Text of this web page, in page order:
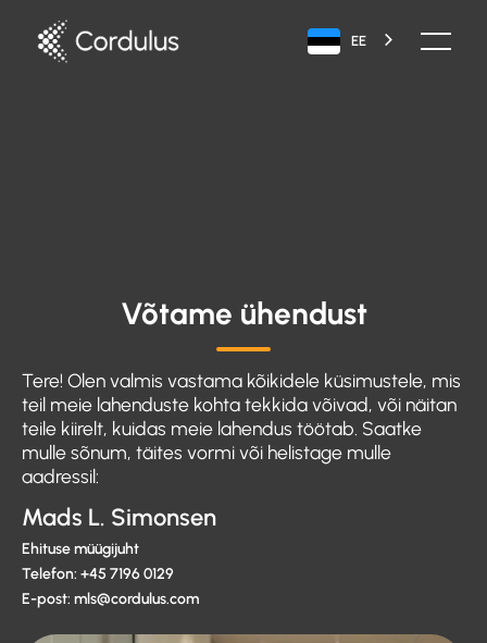
EE
Võtame ühendust
Tere! Olen valmis vastama kõikidele küsimustele, mis
teil meie lahenduste kohta tekkida võivad, või näitan
teile kiirelt, kuidas meie lahendus töötab. Saatke
mulle sõnum, täites vormi või helistage mulle
aadressil:
Mads L. Simonsen
Ehituse müügijuht
Telefon: +45 7196 0129
E-post: mls@cordulus.com